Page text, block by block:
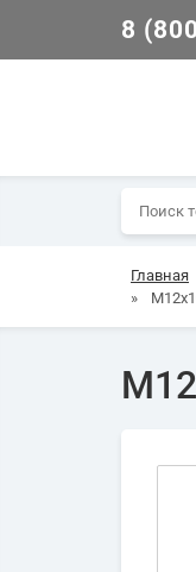
8
Главная
»